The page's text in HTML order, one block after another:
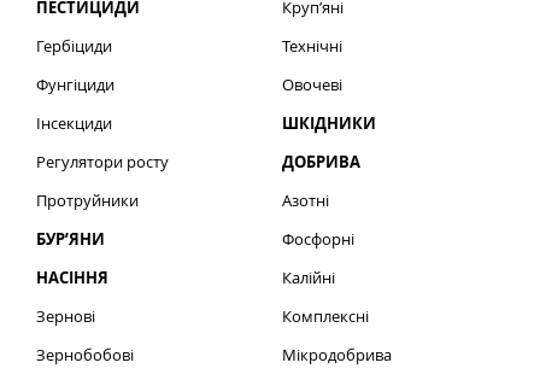
ПЕСТИЦИДИ
Гербіциди
Фунгіциди
Інсекциди
Регулятори росту
Протруйники
БУР’ЯНИ
НАСІННЯ
Зернові
Зернобобові
Круп’яні
Технічні
Овочеві
ШКІДНИКИ
ДОБРИВА
Азотні
Фосфорні
Калійні
Комплексні
Мікродобрива